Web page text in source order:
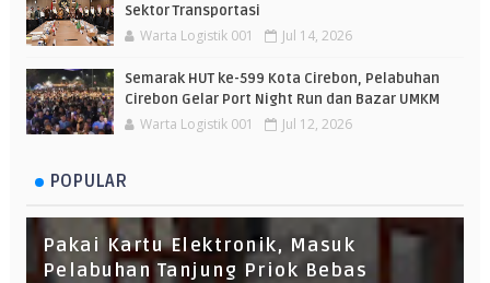
Sektor Transportasi
Warta Logistik 001 Jul 14, 2026
Semarak HUT ke-599 Kota Cirebon, Pelabuhan
Cirebon Gelar Port Night Run dan Bazar UMKM
Warta Logistik 001 Jul 12, 2026
POPULAR
Pakai Kartu Elektronik, Masuk
Pelabuhan Tanjung Priok Bebas